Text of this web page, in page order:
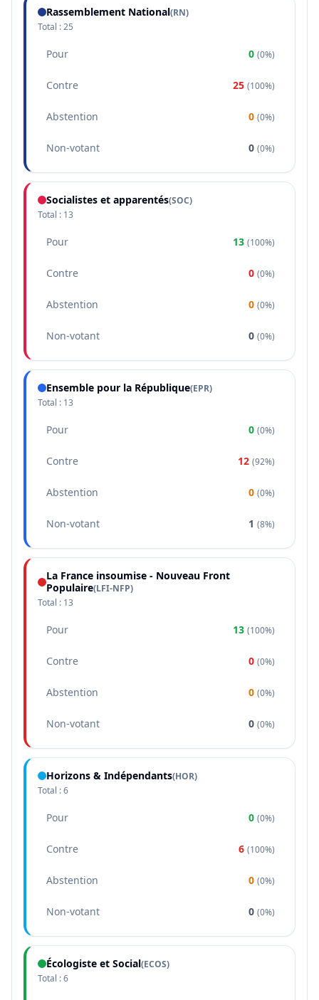
Rassemblement National(RN)
Total :25
Pour 0 (0%)
Contre 25 (100%)
Abstention 0 (0%)
Non-votant 0 (0%)
Socialistes et apparentés(SOC)
Total : 13
Pour 13 (100%)
Contre 0 (0%)
Abstention 0 (0%)
Non-votant 0 (0%)
Ensemble pour la République(EPR)
Total : 13
Pour 0 (0%)
Contre 12 (92%)
Abstention 0 (0%)
Non-votant 1 (8%)
La France insoumise - Nouveau Front
Populaire(LFI-NFP)
Total : 13
Pour 13 (100%)
Contre 0 (0%)
Abstention 0 (0%)
Non-votant 0 (0%)
Horizons & Indépendants(HOR)
Total :6
Pour 0 (0%)
Contre 6 (100%)
Abstention 0 (0%)
Non-votant 0 (0%)
Écologiste et Social(ECOS)
Total :6